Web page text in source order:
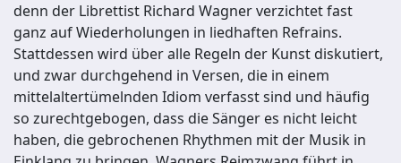
denn der Librettist Richard Wagner verzichtet fast
ganz auf Wiederholungen in liedhaften Refrains.
Stattdessen wird über alle Regeln der Kunst diskutiert,
und zwar durchgehend in Versen, die in einem
mittelaltertümelnden Idiom verfasst sind und häufig
so zurechtgebogen, dass die Sänger es nicht leicht
haben, die gebrochenen Rhythmen mit der Musik in